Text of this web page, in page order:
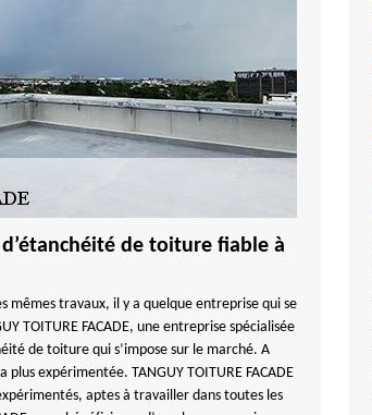
de toiture fiable à
mêmes travaux, il y a quelque entreprise qui se
TOITURE FACADE, une entreprise spécialisée
de toiture qui s’impose sur le marché. A
expérimentée. TANGUY TOITURE FACADE
aptes à travailler dans toutes les